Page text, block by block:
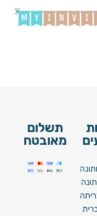
תשלום
מאובטח